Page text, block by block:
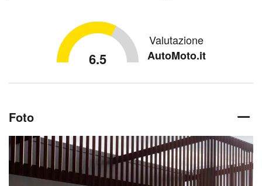
6.5
Valutazione
AutoMoto.it
Foto